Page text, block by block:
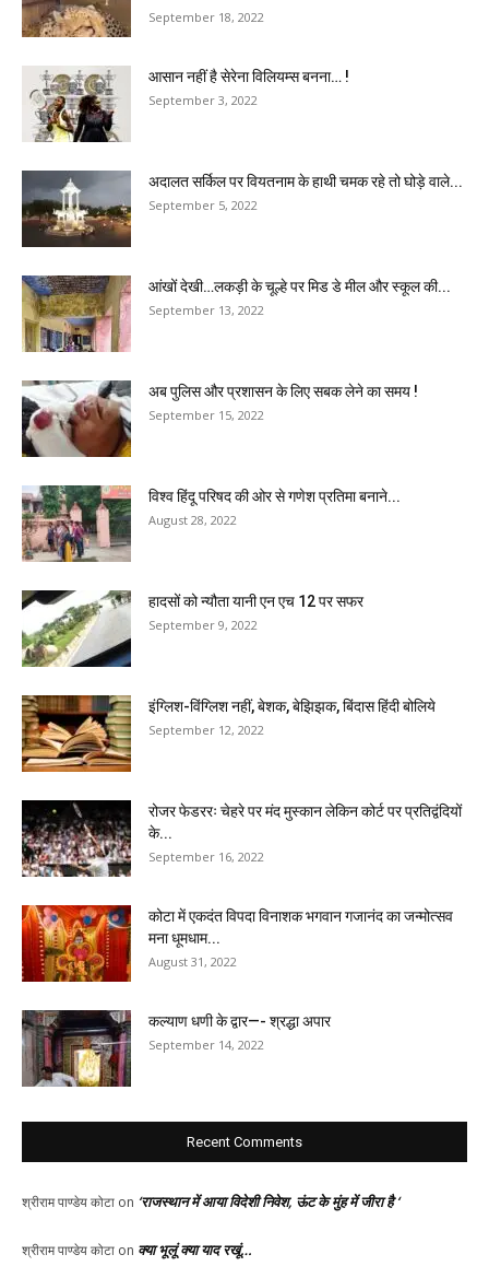
September 18, 2022
आसान नहीं है सेरेना विलियम्स बनना… !
September 3, 2022
अदालत सर्किल पर वियतनाम के हाथी चमक रहे तो घोड़े वाले...
September 5, 2022
आंखों देखी…लकड़ी के चूल्हे पर मिड डे मील और स्कूल की...
September 13, 2022
अब पुलिस और प्रशासन के लिए सबक लेने का समय !
September 15, 2022
विश्व हिंदू परिषद की ओर से गणेश प्रतिमा बनाने...
August 28, 2022
हादसों को न्यौता यानी एन एच 12 पर सफर
September 9, 2022
इंग्लिश-विंग्लिश नहीं, बेशक, बेझिझक, बिंदास हिंदी बोलिये
September 12, 2022
रोजर फेडररः चेहरे पर मंद मुस्कान लेकिन कोर्ट पर प्रतिद्वंदियों
के...
September 16, 2022
कोटा में एकदंत विपदा विनाशक भगवान गजानंद का जन्मोत्सव
मना धूमधाम...
August 31, 2022
कल्याण धणी के द्वार—- श्रद्धा अपार
September 14, 2022
Recent Comments
श्रीराम पाण्डेय कोटा on ‘राजस्थान में आया विदेशी निवेश, ऊंट के मुंह में जीरा है ‘
श्रीराम पाण्डेय कोटा on क्या भूलूं क्या याद रखूं…